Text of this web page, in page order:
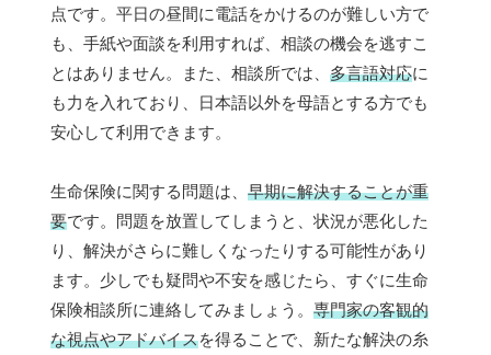
点です。平日の昼間に電話をかけるのが難しい方で
も、手紙や面談を利用すれば、相談の機会を逃すこ
とはありません。また、相談所では、 多言語対応に
も力を入れており、日本語以外を母語とする方でも
安心して利用できます。
生命保険に関する問題は、 早期に解決することが重
要です。問題を放置してしまうと、状況が悪化した
り、解決がさらに難しくなったりする可能性があり
ます。少しでも疑問や不安を感じたら、すぐに生命
保険相談所に連絡してみましょう。 専門家の客観的
な視点やアドバイスを得ることで、新たな解決の糸